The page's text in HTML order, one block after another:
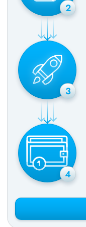
2
3
4